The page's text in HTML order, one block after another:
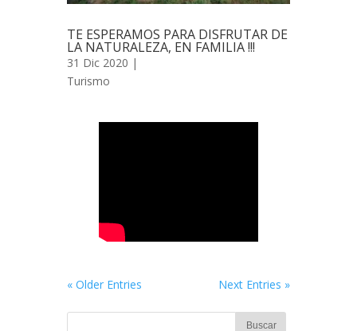
TE ESPERAMOS PARA DISFRUTAR DE
LA NATURALEZA, EN FAMILIA !!!
31 Dic 2020 |
Turismo
« Older Entries Next Entries »